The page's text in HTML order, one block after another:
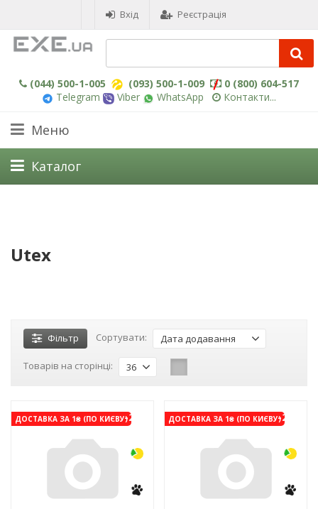
Вхід Реєстрація
(044) 500-1-005 (093) 500-1-009
0 (800) 604-517
Telegram
Viber WhatsApp Контакти...
Меню
Каталог
Utex
Фільтр Сортувати: Дата додавання
Товарів на сторінці: 36
ДОСТАВКА ЗА 1₴ (ПО КИЄВУ)-21% ДОСТАВКА ЗА 1₴ (ПО КИЄВУ)-21%